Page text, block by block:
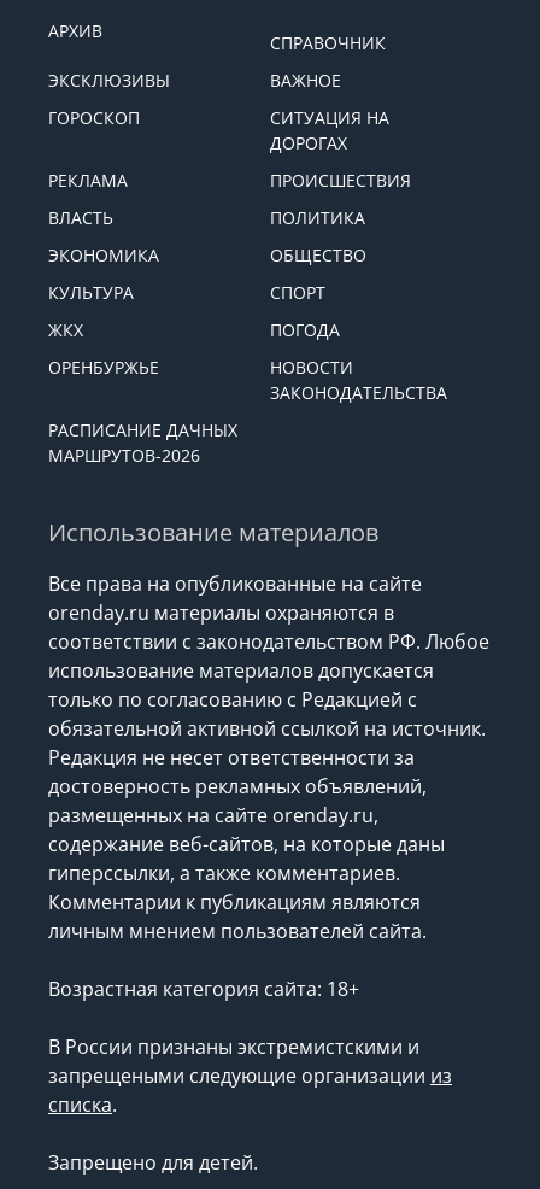
АРХИВ
СПРАВОЧНИК
ЭКСКЛЮЗИВЫ
ВАЖНОЕ
ГОРОСКОП
СИТУАЦИЯ НА
ДОРОГАХ
РЕКЛАМА
ПРОИСШЕСТВИЯ
ВЛАСТЬ
ПОЛИТИКА
ЭКОНОМИКА
ОБЩЕСТВО
КУЛЬТУРА
СПОРТ
ЖКХ
ПОГОДА
ОРЕНБУРЖЬЕ
НОВОСТИ
ЗАКОНОДАТЕЛЬСТВА
РАСПИСАНИЕ ДАЧНЫХ
МАРШРУТОВ-2026
Использование материалов
Все права на опубликованные на сайте
orenday.ru материалы охраняются в
соответствии с законодательством РФ. Любое
использование материалов допускается
только по согласованию с Редакцией с
обязательной активной ссылкой на источник.
Редакция не несет ответственности за
достоверность рекламных объявлений,
размещенных на сайте orenday.ru,
содержание веб-сайтов, на которые даны
гиперссылки, а также комментариев.
Комментарии к публикациям являются
личным мнением пользователей сайта.
Возрастная категория сайта: 18+
В России признаны экстремистскими и
запрещеными следующие организации из
списка.
Запрещено для детей.